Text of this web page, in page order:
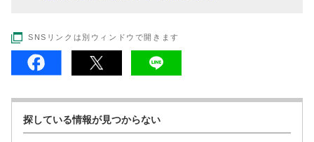
SNSリンクは別ウィンドウで開きます
探している情報が見つからない